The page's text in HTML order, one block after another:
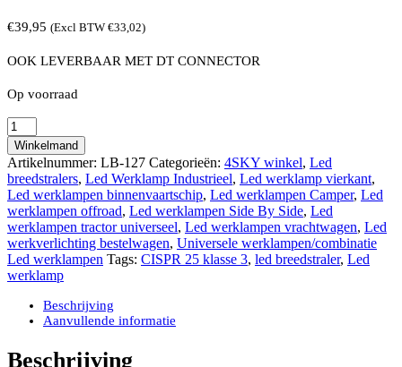
€39,95 (Excl BTW €33,02)
OOK LEVERBAAR MET DT CONNECTOR
Op voorraad
LightBeam
vierkante
26
watt
led
breedstraler
ECE
R10
CISPR
25
Class3
aantal
Winkelmand
Artikelnummer: LB-127 Categorieën: 4SKY winkel, Led
breedstralers, Led Werklamp Industrieel, Led werklamp vierkant,
Led werklampen binnenvaartschip, Led werklampen Camper, Led
werklampen offroad, Led werklampen Side By Side, Led
werklampen tractor universeel, Led werklampen vrachtwagen, Led
werkverlichting bestelwagen, Universele werklampen/combinatie
Led werklampen Tags: CISPR 25 klasse 3, led breedstraler, Led
werklamp
Beschrijving
Aanvullende informatie
Beschrijving